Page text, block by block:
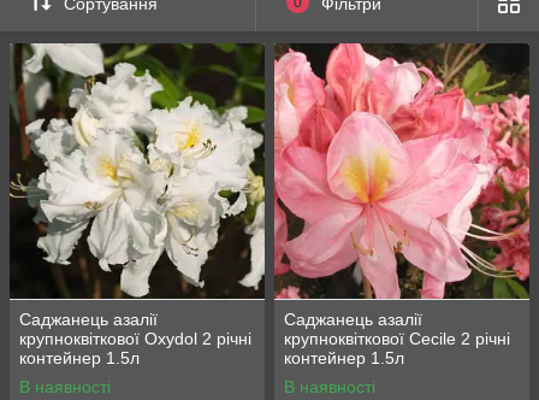
Саджанець азалії
крупноквіткової Oxydol 2 річні
контейнер 1.5л
В наявності
Саджанець азалії
крупноквіткової Cecile 2 річні
контейнер 1.5л
В наявності